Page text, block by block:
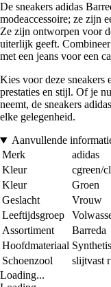
De sneakers adidas
modeaccessoire; ze zijn
Ze zijn ontworpen voor
uiterlijk geeft.
met een jeans voor een
Kies voor deze sneakers
prestaties en stijl. Of je
neemt, de sneakers
elke gelegenheid.
Aanvullende
Merk
adidas
Kleur
cgreen/
Kleur
Groen
Geslacht
Vrouw
Leeftijdsgroep
Assortiment
Barreda
Hoofdmateriaal
Schoenzool
slijtvast
Loading...